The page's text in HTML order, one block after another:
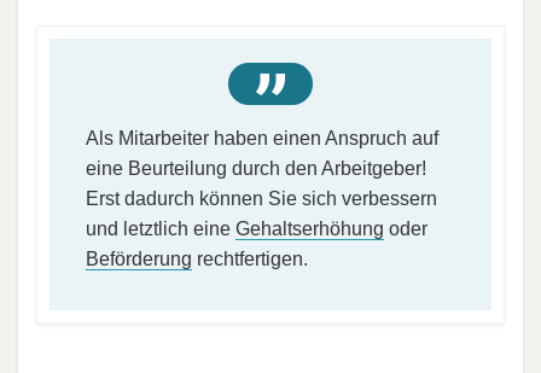
Als Mitarbeiter haben einen Anspruch auf
eine Beurteilung durch den Arbeitgeber!
Erst dadurch können Sie sich verbessern
und letztlich eine Gehaltserhöhung oder
Beförderung rechtfertigen.